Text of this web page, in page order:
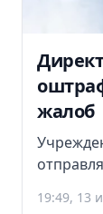
жалоб
19:49, 13